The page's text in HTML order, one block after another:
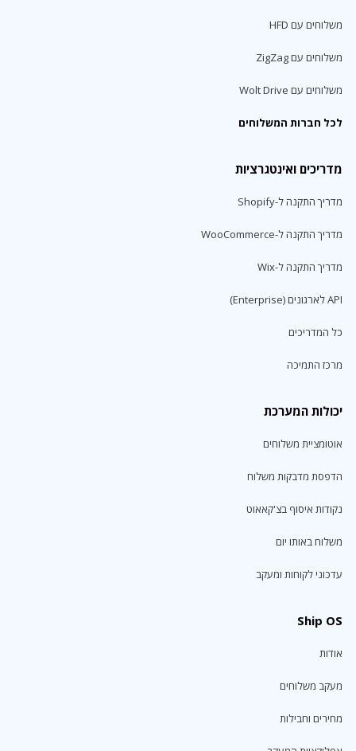
משלוחים עם HFD
משלוחים עם ZigZag
משלוחים עם Wolt Drive
לכל חברות המשלוחים
מדריכים ואינטגרציות
מדריך התקנה ל-Shopify
מדריך התקנה ל-WooCommerce
מדריך התקנה ל-Wix
API לארגונים (Enterprise)
כל המדריכים
מרכז התמיכה
יכולות המערכת
אוטומציית משלוחים
הדפסת מדבקות משלוח
נקודות איסוף בצ'קאאוט
משלוח באותו יום
עדכוני לקוחות ומעקב
Ship OS
אודות
מעקב משלוחים
מחירים וחבילות